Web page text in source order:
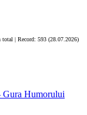
total | Record: 593 (28.07.2026)
Gura Humorului